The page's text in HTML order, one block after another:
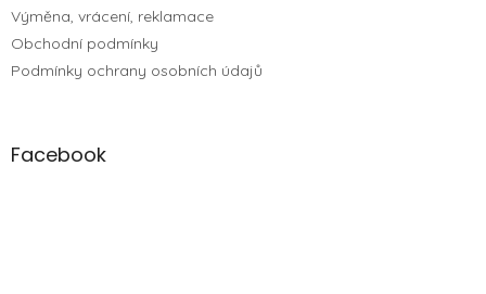
Výměna, vrácení, reklamace
Obchodní podmínky
Podmínky ochrany osobních údajů
Facebook